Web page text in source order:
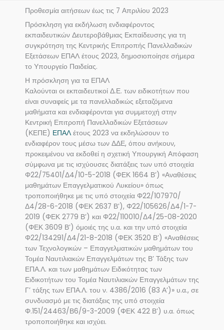
Προθεσμία αιτήσεων έως τις 7 Απριλίου 2023
Πρόσκληση για εκδήλωση ενδιαφέροντος
εκπαιδευτικών Δευτεροβάθμιας Εκπαίδευσης για τη
συγκρότηση της Κεντρικής Επιτροπής Πανελλαδικών
Εξετάσεων ΕΠΑΛ έτους 2023, δημοσιοποίησε σήμερα
το Υπουργείο Παιδείας.
Η πρόσκληση για τα ΕΠΑΛ
Καλούνται οι εκπαιδευτικοί Δ.Ε. των ειδικοτήτων που
είναι συναφείς με τα πανελλαδικώς εξεταζόμενα
μαθήματα και ενδιαφέρονται για συμμετοχή στην
Κεντρική Επιτροπή Πανελλαδικών Εξετάσεων
(ΚΕΠΕ) ΕΠΑΛέτους 2023 να εκδηλώσουν το
ενδιαφέρον τους μέσω των ΔΔΕ, όπου ανήκουν,
προκειμένου να εκδοθεί η σχετική Υπουργική Απόφαση
σύμφωνα με τις ισχύουσες διατάξεις των υπό στοιχεία
Φ22/75401/Δ4/10-5-2018 (ΦΕΚ 1664 Β’) «Αναθέσεις
μαθημάτων Επαγγελματικού Λυκείου» όπως
τροποποιήθηκε με τις υπό στοιχεία Φ22/107970/
Δ4/28-6-2018 (ΦΕΚ 2637 Β’), Φ22/105626/Δ4/1-7-
2019 (ΦΕΚ 2779 Β’) και Φ22/110010/Δ4/25-08-2020
(ΦΕΚ 3609 Β’) όμοιές της υ.α. και την υπό στοιχεία
Φ22/134291/Δ4/21-8-2018 (ΦΕΚ 3520 Β’) «Αναθέσεις
των Τεχνολογικών – Επαγγελματικών μαθημάτων του
Τομέα Ναυτιλιακών Επαγγελμάτων της Β’ Τάξης των
ΕΠΑ.Λ. και των μαθημάτων Ειδικότητας των
Ειδικοτήτων του Τομέα Ναυτιλιακών Επαγγελμάτων της
Γ’ τάξης των ΕΠΑ.Λ. του ν. 4386/2016 (83 Α’)» υ.α., σε
συνδυασμό με τις διατάξεις της υπό στοιχεία
Φ.151/24463/Β6/9-3-2009 (ΦΕΚ 422 Β’) υ.α. όπως
τροποποιήθηκε και ισχύει.